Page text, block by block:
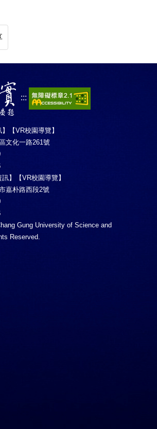
:::
】【VR校園導覽】
文化一路261號
訊】【VR校園導覽】
嘉朴路西段2號
Gung University of Science and
Reserved.